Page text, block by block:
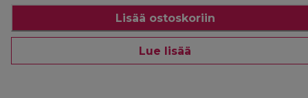
Lisää ostoskoriin
Lue lisää